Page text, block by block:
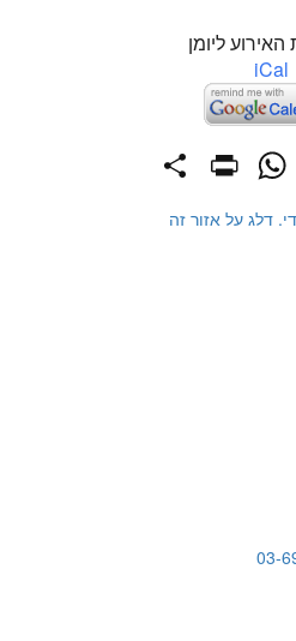
ליומן
iCal
Email
WhatsApp
דלג על אזור זה
03-